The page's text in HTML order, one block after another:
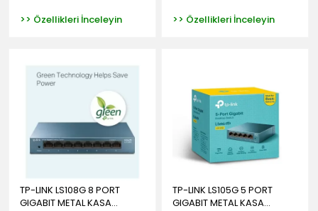
>> Özellikleri İnceleyin >> Özellikleri İnceleyin
TP-LINK LS108G 8 PORT
GIGABIT METAL KASA...
TP-LINK LS105G 5 PORT
GIGABIT METAL KASA...